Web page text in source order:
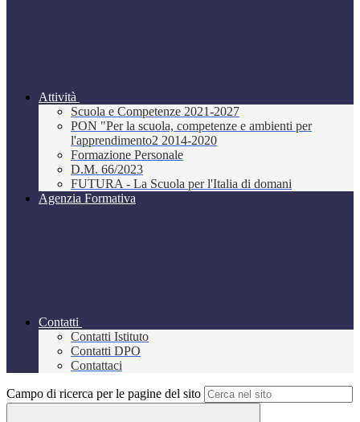
Attività
Scuola e Competenze 2021-2027
PON "Per la scuola, competenze e ambienti per
l'apprendimento2 2014-2020
Formazione Personale
D.M. 66/2023
FUTURA - La Scuola per l'Italia di domani
Agenzia Formativa
Contatti
Contatti Istituto
Contatti DPO
Contattaci
Campo di ricerca per le pagine del sito